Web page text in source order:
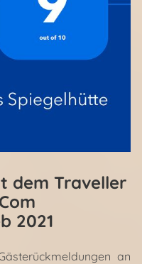
dem Traveller
2021
an